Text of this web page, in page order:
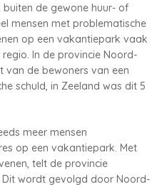
de gewone huur- of
mensen met problematische
op een vakantiepark vaak
In de provincie Noord-
van de bewoners van een
schuld, in Zeeland was dit 5
meer mensen
op een vakantiepark. Met
telt de provincie
Dit wordt gevolgd door Noord-